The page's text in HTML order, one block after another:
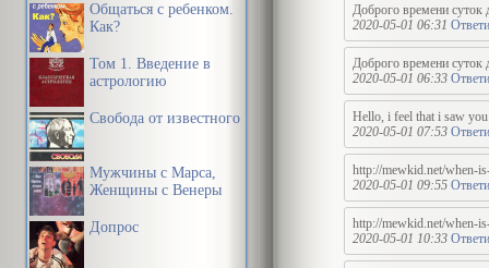
Общаться с ребенком.
Как?
Том 1. Введение в
астрологию
Свобода от известного
Мужчины с Марса,
Женщины с Венеры
Допрос
Доброго времени суток
2020-05-01 06:31
Доброго времени суток
2020-05-01 06:33
Hello, i feel that i saw
2020-05-01 07:53
http://mewkid.net/when-
2020-05-01 09:55
http://mewkid.net/when-
2020-05-01 10:33